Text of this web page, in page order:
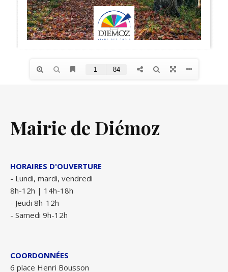
Mairie de Diémoz
HORAIRES D'OUVERTURE
- Lundi, mardi, vendredi
8h-12h | 14h-18h
- Jeudi 8h-12h
- Samedi 9h-12h
COORDONNÉES
6 place Henri Bousson